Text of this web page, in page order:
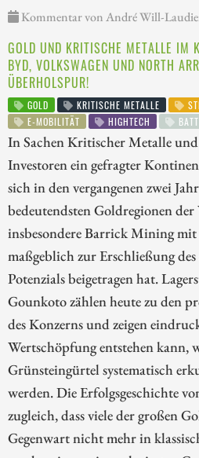
Kommentar von André Will-
GOLD UND KRITISCHE METALLE IM
BYD, VOLKSWAGEN UND NORTH
ÜBERHOLSPUR!
GOLD KRITISCHE METALLE
E-MOBILITÄT
HIGHTECH
In Sachen Kritischer Metalle
Investoren ein gefragter
sich in den vergangenen zwei
bedeutendsten Goldregionen
insbesondere Barrick Mining
maßgeblich zur Erschließung
Potenzials beigetragen hat.
Gounkoto zählen heute zu den
des Konzerns und zeigen
Wertschöpfung entstehen kann,
Grünsteingürtel systematisch
werden. Die Erfolgsgeschichte
zugleich, dass viele der großen
Gegenwart nicht mehr in